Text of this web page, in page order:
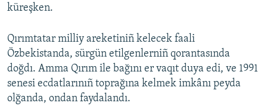
küreşken.
Qırımtatar milliy areketiniñ kelecek faali
Özbekistanda, sürgün etilgenlerniñ qorantasında
doğdı. Amma Qırım ile bağını er vaqıt duya edi, ve 1991
senesi ecdatlarınıñ toprağına kelmek imkânı peyda
olğanda, ondan faydalandı.